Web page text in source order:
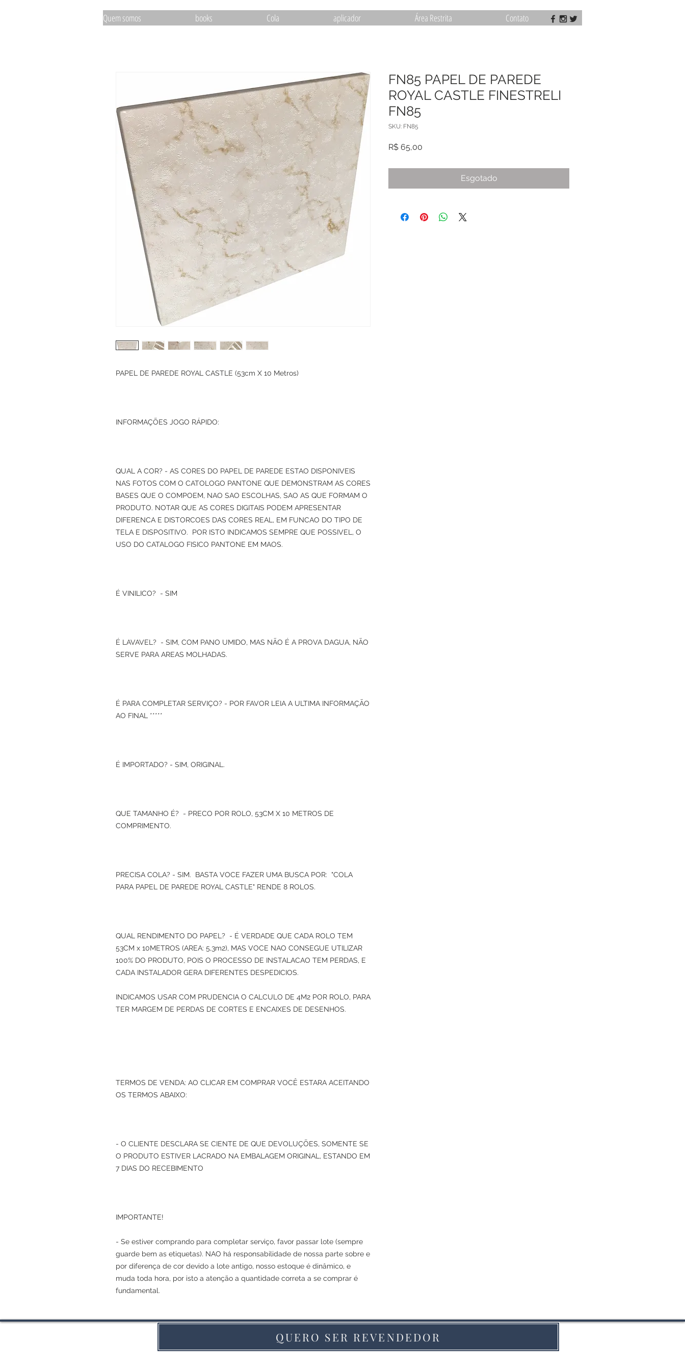
Quem somos books Cola aplicador Área Restrita Contato
PAPEL DE PAREDE ROYAL CASTLE (53cm X 10 Metros)
INFORMAÇÕES JOGO RÁPIDO:
QUAL A COR? - AS CORES DO PAPEL DE PAREDE ESTAO DISPONIVEIS
NAS FOTOS COM O CATOLOGO PANTONE QUE DEMONSTRAM AS CORES
BASES QUE O COMPOEM, NAO SAO ESCOLHAS, SAO AS QUE FORMAM O
PRODUTO. NOTAR QUE AS CORES DIGITAIS PODEM APRESENTAR
DIFERENCA E DISTORCOES DAS CORES REAL, EM FUNCAO DO TIPO DE
TELA E DISPOSITIVO. POR ISTO INDICAMOS SEMPRE QUE POSSIVEL, O
USO DO CATALOGO FISICO PANTONE EM MAOS.
É VINILICO? - SIM
É LAVAVEL? - SIM, COM PANO UMIDO, MAS NÃO É A PROVA DAGUA, NÃO
SERVE PARA AREAS MOLHADAS.
É PARA COMPLETAR SERVIÇO? - POR FAVOR LEIA A ULTIMA INFORMAÇÃO
AO FINAL *****
É IMPORTADO? - SIM, ORIGINAL.
QUE TAMANHO É? - PRECO POR ROLO, 53CM X 10 METROS DE
COMPRIMENTO.
PRECISA COLA? - SIM. BASTA VOCE FAZER UMA BUSCA POR: "COLA
PARA PAPEL DE PAREDE ROYAL CASTLE" RENDE 8 ROLOS.
QUAL RENDIMENTO DO PAPEL? - É VERDADE QUE CADA ROLO TEM
53CM x 10METROS (AREA: 5,3m2), MAS VOCE NAO CONSEGUE UTILIZAR
100% DO PRODUTO, POIS O PROCESSO DE INSTALACAO TEM PERDAS, E
CADA INSTALADOR GERA DIFERENTES DESPEDICIOS.
INDICAMOS USAR COM PRUDENCIA O CALCULO DE 4M2 POR ROLO, PARA
TER MARGEM DE PERDAS DE CORTES E ENCAIXES DE DESENHOS.
TERMOS DE VENDA: AO CLICAR EM COMPRAR VOCÊ ESTARA ACEITANDO
OS TERMOS ABAIXO:
- O CLIENTE DESCLARA SE CIENTE DE QUE DEVOLUÇÕES, SOMENTE SE
O PRODUTO ESTIVER LACRADO NA EMBALAGEM ORIGINAL, ESTANDO EM
7 DIAS DO RECEBIMENTO
IMPORTANTE!
- Se estiver comprando para completar serviço, favor passar lote (sempre
guarde bem as etiquetas). NAO há responsabilidade de nossa parte sobre e
por diferença de cor devido a lote antigo, nosso estoque é dinâmico, e
muda toda hora, por isto a atenção a quantidade correta a se comprar é
fundamental.
FN85 PAPEL DE PAREDE
ROYAL CASTLE FINESTRELI
FN85
SKU: FN85
R$ 65,00
Esgotado
QUERO SER REVENDEDOR